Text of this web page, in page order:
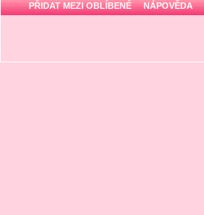
PŘIDAT MEZI OBLÍBENÉ NÁPOVĚDA